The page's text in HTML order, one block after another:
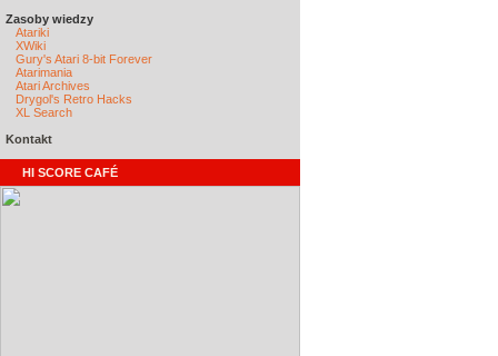
Zasoby wiedzy
Atariki
XWiki
Gury's Atari 8-bit Forever
Atarimania
Atari Archives
Drygol's Retro Hacks
XL Search
Kontakt
HI SCORE CAFÉ